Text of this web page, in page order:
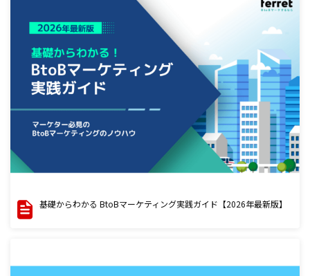
基礎からわかる BtoBマーケティング実践ガイド【2026年最新版】